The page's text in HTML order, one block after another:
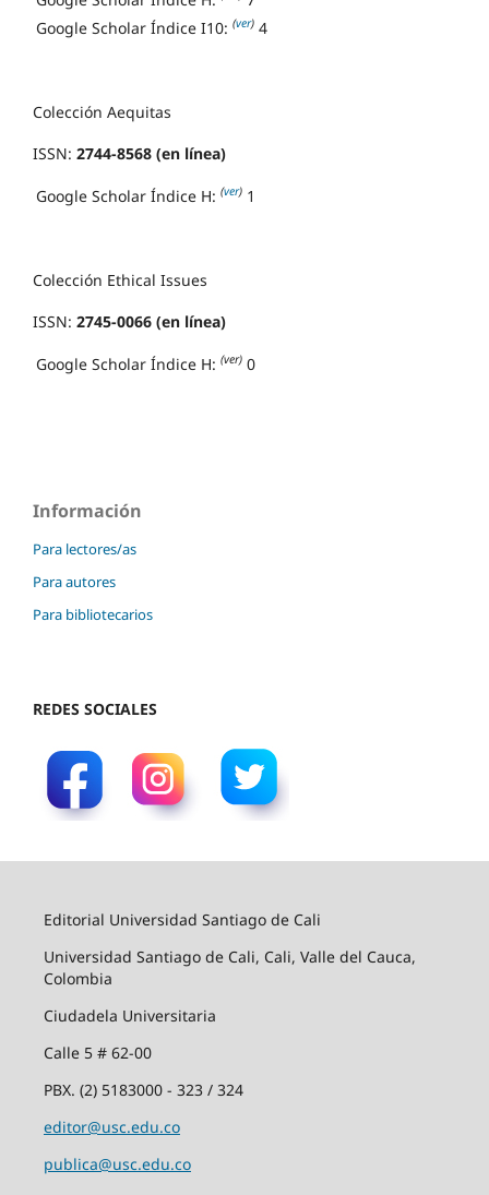
Google Scholar Índice I10: (ver) 4
Colección Aequitas
ISSN: 2744-8568 (en línea)
Google Scholar Índice H: (ver) 1
Colección Ethical Issues
ISSN: 2745-0066 (en línea)
Google Scholar Índice H: (ver) 0
Información
Para lectores/as
Para autores
Para bibliotecarios
REDES SOCIALES
Editorial Universidad Santiago de Cali
Universidad Santiago de Cali, Cali, Valle del Cauca,
Colombia
Ciudadela Universitaria
Calle 5 # 62-00
PBX. (2) 5183000 - 323 / 324
editor@usc.edu.co
publica@usc.edu.co